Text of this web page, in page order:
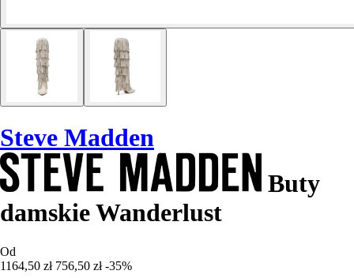
Steve Madden
Buty
damskie Wanderlust
Od
1164,50 zł 756,50 zł -35%